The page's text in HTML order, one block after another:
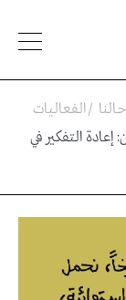
/الفعاليات
التفكير في